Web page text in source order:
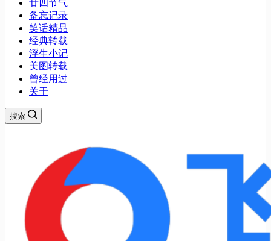
廿四节气
备忘记录
笑话精品
经典转载
浮生小记
美图转载
曾经用过
关于
搜索